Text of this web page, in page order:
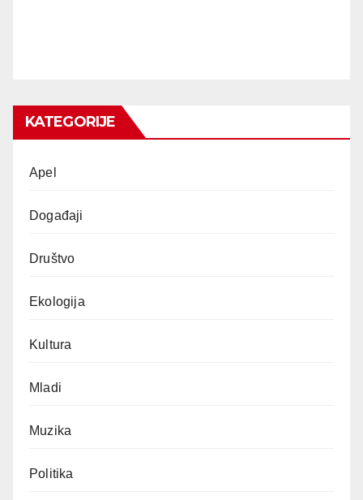
KATEGORIJE
Apel
Događaji
Društvo
Ekologija
Kultura
Mladi
Muzika
Politika